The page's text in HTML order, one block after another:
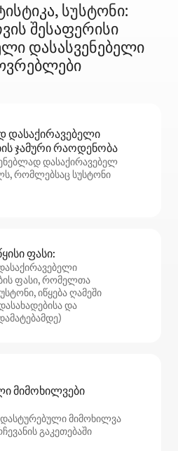
სუსტონი:
შესაფერისი
დასასვენებელი
დასაქირავებელი
ჯამური რაოდენობა
დასაქირავებელ
რომლებსაც სუსტონი
ფასი:
ფასი, რომელთა
იწყება ღამეში
და
მიმოხილვები
მიმოხილვა
გაკეთებაში